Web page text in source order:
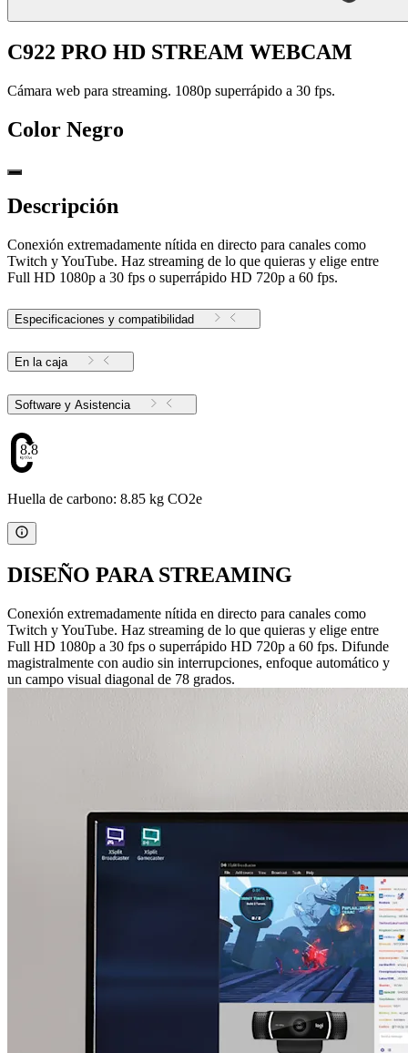
C922 PRO HD STREAM WEBCAM
Cámara web para streaming. 1080p superrápido a 30 fps.
Color Negro
Descripción
Conexión extremadamente nítida en directo para canales como
Twitch y YouTube. Haz streaming de lo que quieras y elige entre
Full HD 1080p a 30 fps o superrápido HD 720p a 60 fps.
Especificaciones y compatibilidad
En la caja
Software y Asistencia
8.85
Huella de carbono: 8.85 kg CO2e
DISEÑO PARA STREAMING
Conexión extremadamente nítida en directo para canales como
Twitch y YouTube. Haz streaming de lo que quieras y elige entre
Full HD 1080p a 30 fps o superrápido HD 720p a 60 fps. Difunde
magistralmente con audio sin interrupciones, enfoque automático y
un campo visual diagonal de 78 grados.